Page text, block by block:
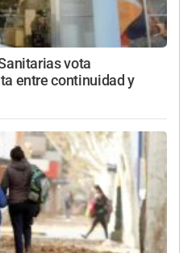
vota
entre continuidad y